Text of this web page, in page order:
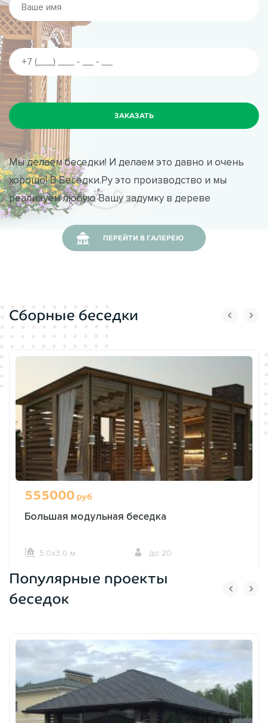
Мы делаем беседки! И делаем это давно и очень
хорошо! В Беседки.Ру это производство и мы
реализуем любую Вашу задумку в дереве
ПЕРЕЙТИ В ГАЛЕРЕЮ
Сборные беседки
555000 руб
Большая модульная беседка
5,0х3,0 м. до 20
ОФОРМИТЬ ЗАКАЗ
Популярные проекты
беседок